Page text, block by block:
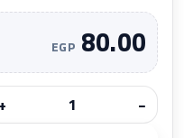
80.00
EGP
−
+